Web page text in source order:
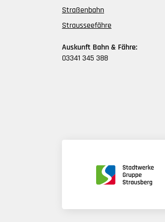
Straßenbahn
Strausseefähre
Auskunft Bahn & Fähre:
03341 345 388